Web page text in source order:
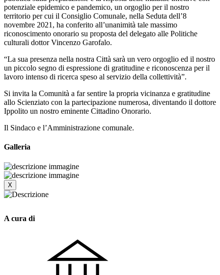
potenziale epidemico e pandemico, un orgoglio per il nostro
territorio per cui il Consiglio Comunale, nella Seduta dell’8
novembre 2021, ha conferito all’unanimità tale massimo
riconoscimento onorario su proposta del delegato alle Politiche
culturali dottor Vincenzo Garofalo.
“La sua presenza nella nostra Città sarà un vero orgoglio ed il nostro
un piccolo segno di espressione di gratitudine e riconoscenza per il
lavoro intenso di ricerca speso al servizio della collettività”.
Si invita la Comunità a far sentire la propria vicinanza e gratitudine
allo Scienziato con la partecipazione numerosa, diventando il dottore
Ippolito un nostro eminente Cittadino Onorario.
Il Sindaco e l’Amministrazione comunale.
Galleria
X
A cura di